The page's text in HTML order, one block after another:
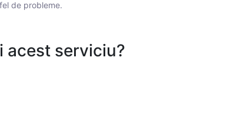
de probleme.
acest serviciu?